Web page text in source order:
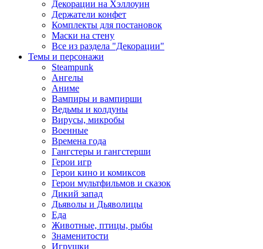
Декорации на Хэллоуин
Держатели конфет
Комплекты для постановок
Маски на стену
Все из раздела "Декорации"
Темы и персонажи
Steampunk
Ангелы
Аниме
Вампиры и вампирши
Ведьмы и колдуны
Вирусы, микробы
Военные
Времена года
Гангстеры и гангстерши
Герои игр
Герои кино и комиксов
Герои мультфильмов и сказок
Дикий запад
Дьяволы и Дьяволицы
Еда
Животные, птицы, рыбы
Знаменитости
Игрушки